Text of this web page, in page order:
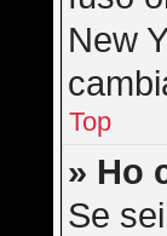
New
Top
» Ho
Se